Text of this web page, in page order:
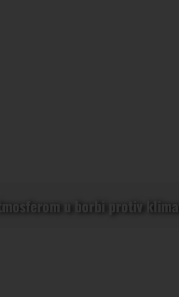
u borbi protiv